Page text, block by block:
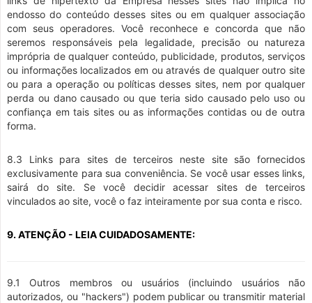
endosso do conteúdo desses sites ou em qualquer associação
com seus operadores. Você reconhece e concorda que não
seremos responsáveis pela legalidade, precisão ou natureza
imprópria de qualquer conteúdo, publicidade, produtos, serviços
ou informações localizados em ou através de qualquer outro site
ou para a operação ou políticas desses sites, nem por qualquer
perda ou dano causado ou que teria sido causado pelo uso ou
confiança em tais sites ou as informações contidas ou de outra
forma.
8.3 Links para sites de terceiros neste site são fornecidos
exclusivamente para sua conveniência. Se você usar esses links,
sairá do site. Se você decidir acessar sites de terceiros
vinculados ao site, você o faz inteiramente por sua conta e risco.
9. ATENÇÃO - LEIA CUIDADOSAMENTE:
9.1 Outros membros ou usuários (incluindo usuários não
autorizados, ou "hackers") podem publicar ou transmitir material